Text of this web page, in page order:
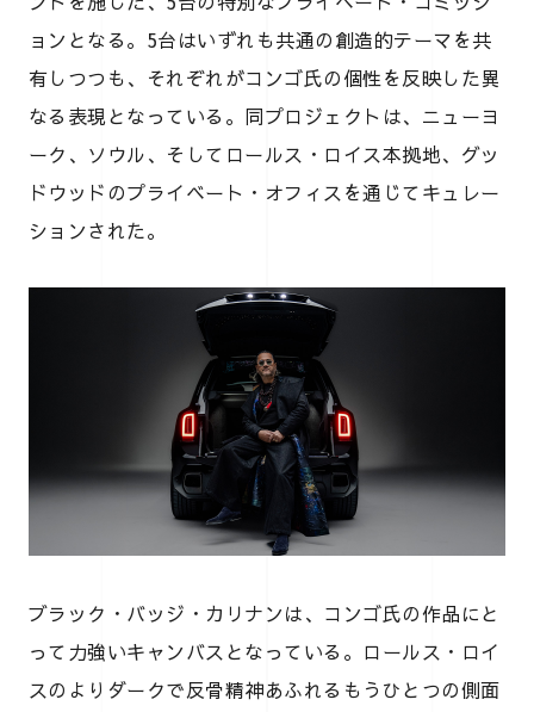
ョンとなる。5台はいずれも共通の創造的テーマを共
有しつつも、それぞれがコンゴ氏の個性を反映した異
なる表現となっている。同プロジェクトは、ニューヨ
ーク、ソウル、そしてロールス・ロイス本拠地、グッ
ドウッドのプライベート・オフィスを通じてキュレー
ションされた。
ブラック・バッジ・カリナンは、コンゴ氏の作品にと
って力強いキャンバスとなっている。ロールス・ロイ
スのよりダークで反骨精神あふれるもうひとつの側面